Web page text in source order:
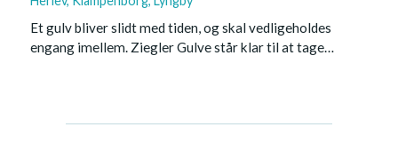
Et gulv bliver slidt med tiden, og skal vedligeholdes
engang imellem. Ziegler Gulve står klar til at tage…